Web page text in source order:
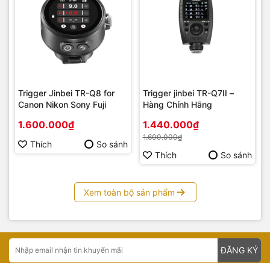
Trigger Jinbei TR-Q8 for
Canon Nikon Sony Fuji
1.600.000₫
Thích So sánh
Trigger jinbei TR-Q7II –
Hàng Chính Hãng
1.440.000₫
1.600.000₫
Thích So sánh
Xem toàn bộ sản phẩm
ĐĂNG KÝ